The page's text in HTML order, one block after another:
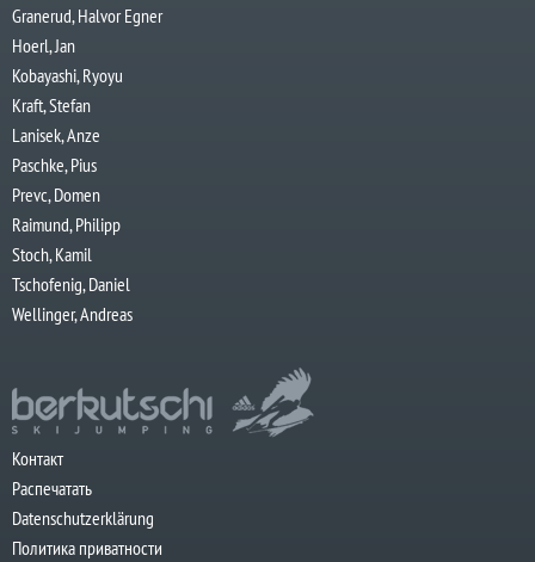
Granerud, Halvor Egner
Hoerl, Jan
Kobayashi, Ryoyu
Kraft, Stefan
Lanisek, Anze
Paschke, Pius
Prevc, Domen
Raimund, Philipp
Stoch, Kamil
Tschofenig, Daniel
Wellinger, Andreas
Контакт
Распечатать
Datenschutzerklärung
Политика приватности